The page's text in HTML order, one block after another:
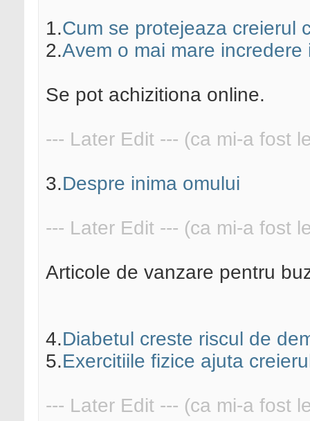
1.Cum se protejeaza creierul
2.Avem o mai mare
Se pot achizitiona online.
--- Later Edit --- (ca mi-a fost
3.Despre inima omului
--- Later Edit --- (ca mi-a fost
Articole de vanzare pentru
4.Diabetul creste riscul de
5.Exercitiile fizice ajuta
--- Later Edit --- (ca mi-a fost